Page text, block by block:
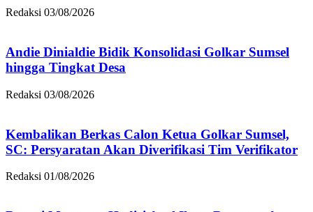
Redaksi 03/08/2026
Andie Dinialdie Bidik Konsolidasi Golkar Sumsel
hingga Tingkat Desa
Redaksi 03/08/2026
Kembalikan Berkas Calon Ketua Golkar Sumsel,
SC: Persyaratan Akan Diverifikasi Tim Verifikator
Redaksi 01/08/2026